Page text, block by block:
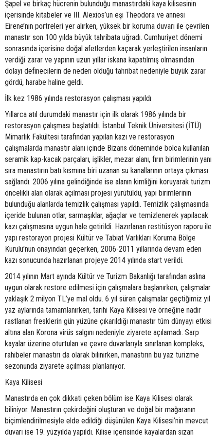
Şapel ve birkaç hücrenin bulunduğu manastırdaki kaya kilisesinin
içerisinde kitabeler ve III. Alexios’un eşi Theodora ve annesi
Eirene’nın portreleri yer alırken, yüksek bir koruma duvarı ile çevrilen
manastır son 100 yılda büyük tahribata uğradı. Cumhuriyet dönemi
sonrasında içerisine doğal afetlerden kaçarak yerleştirilen insanların
verdiği zarar ve yapının uzun yıllar iskana kapatılmış olmasından
dolayı definecilerin de neden olduğu tahribat nedeniyle büyük zarar
gördü, harabe haline geldi.
İlk kez 1986 yılında restorasyon çalışması yapıldı
Yıllarca atıl durumdaki manastır için ilk olarak 1986 yılında bir
restorasyon çalışması başlatıldı. İstanbul Teknik Üniversitesi (İTÜ)
Mimarlık Fakültesi tarafından yapılan kazı ve restorasyon
çalışmalarda manastır alanı içinde Bizans döneminde bolca kullanılan
seramik kap-kacak parçaları, işlikler, mezar alanı, fırın birimlerinin yanı
sıra manastırın batı kısmına biri uzanan su kanallarının ortaya çıkması
sağlandı. 2006 yılına gelindiğinde ise alanın kimliğini koruyarak turizm
öncelikli alan olarak açılması projesi yürütüldü, yapı birimlerinin
bulunduğu alanlarda temizlik çalışması yapıldı. Temizlik çalışmasında
içeride bulunan otlar, sarmaşıklar, ağaçlar ve temizlenerek yapılacak
kazı çalışmasına uygun hale getirildi. Hazırlanan restitüsyon raporu ile
yapı restorayon projesi Kültür ve Tabiat Varlıkları Koruma Bölge
Kurulu’nun onayından geçerken, 2006-2011 yıllarında devam eden
kazı sonucunda hazırlanan projeye 2014 yılında start verildi.
2014 yılının Mart ayında Kültür ve Turizm Bakanlığı tarafından aslına
uygun olarak restore edilmesi için çalışmalara başlanırken, çalışmalar
yaklaşık 2 milyon TL’ye mal oldu. 6 yıl süren çalışmalar geçtiğimiz yıl
yaz aylarında tamamlanırken, tarihi Kaya Kilisesi ve örneğine nadir
rastlanan fresklerin gün yüzüne çıkarıldığı manastır tüm dünyayı etkisi
altına alan Korona virüs salgını nedeniyle ziyarete açılamadı. Sarp
kayalar üzerine oturtulan ve çevre duvarlarıyla sınırlanan kompleks,
rahibeler manastırı da olarak bilinirken, manastırın bu yaz turizme
sezonunda ziyarete açılması planlanıyor.
Kaya Kilisesi
Manastırda en çok dikkati çeken bölüm ise Kaya Kilisesi olarak
biliniyor. Manastırın çekirdeğini oluşturan ve doğal bir mağaranın
biçimlendirilmesiyle elde edildiği düşünülen Kaya Kilisesi’nin mevcut
duvarı ise 19. yüzyılda yapıldı. Kilise içerisinde kayalardan sızan